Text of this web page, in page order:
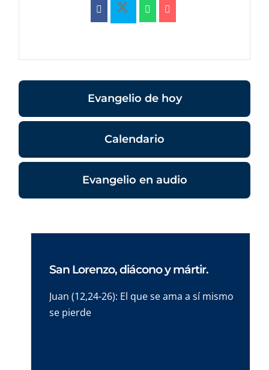
Evangelio de hoy
Calendario
Evangelio en audio
San Lorenzo, diácono y mártir.
Juan (12,24-26): El que se ama a sí mismo
se pierde